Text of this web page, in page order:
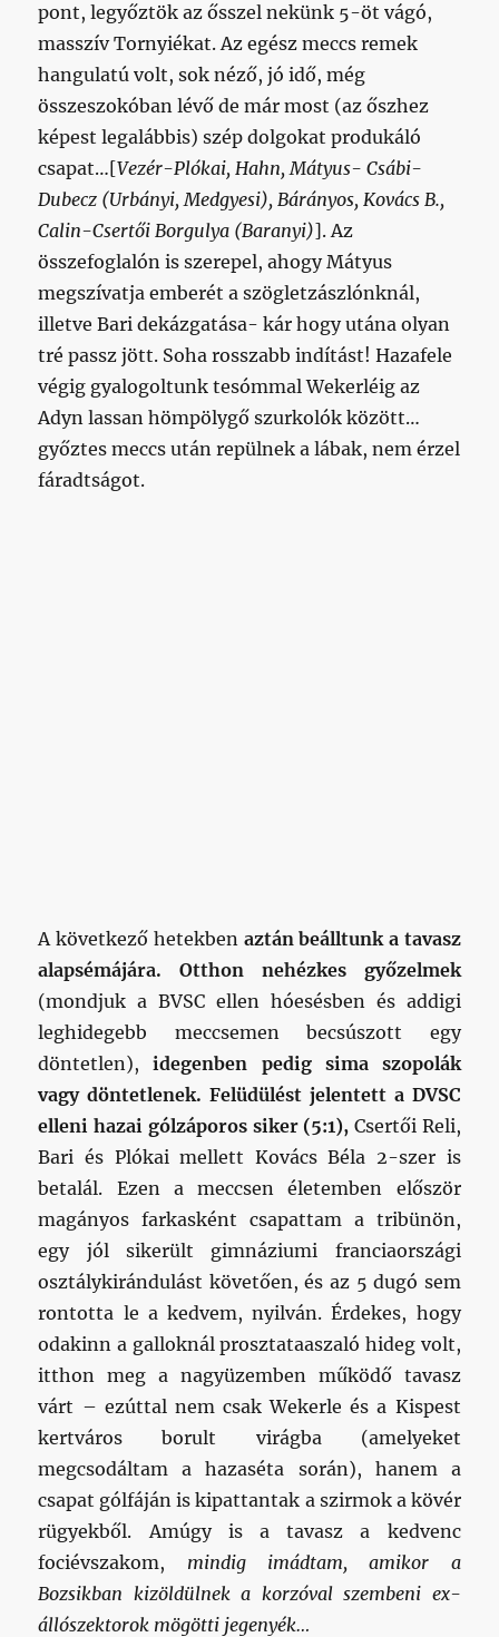
pont, legyőztök az ősszel nekünk 5-öt vágó,
masszív Tornyiékat. Az egész meccs remek
hangulatú volt, sok néző, jó idő, még
összeszokóban lévő de már most (az őszhez
képest legalábbis) szép dolgokat produkáló
csapat…[Vezér-Plókai, Hahn, Mátyus- Csábi-
Dubecz (Urbányi, Medgyesi), Bárányos, Kovács B.,
Calin-Csertői Borgulya (Baranyi)]. Az
összefoglalón is szerepel, ahogy Mátyus
megszívatja emberét a szögletzászlónknál,
illetve Bari dekázgatása- kár hogy utána olyan
tré passz jött. Soha rosszabb indítást! Hazafele
végig gyalogoltunk tesómmal Wekerléig az
Adyn lassan hömpölygő szurkolók között…
győztes meccs után repülnek a lábak, nem érzel
fáradtságot.
A következő hetekben aztán beálltunk a tavasz
alapsémájára. Otthon nehézkes győzelmek
(mondjuk a BVSC ellen hóesésben és addigi
leghidegebb meccsemen becsúszott egy
döntetlen),idegenben pedig sima szopolák
vagy döntetlenek. Felüdülést jelentett a DVSC
elleni hazai gólzáporos siker (5:1), Csertői Reli,
Bari és Plókai mellett Kovács Béla 2-szer is
betalál. Ezen a meccsen életemben először
magányos farkasként csapattam a tribünön,
egy jól sikerült gimnáziumi franciaországi
osztálykirándulást követően, és az 5 dugó sem
rontotta le a kedvem, nyilván. Érdekes, hogy
odakinn a galloknál prosztataaszaló hideg volt,
itthon meg a nagyüzemben működő tavasz
várt – ezúttal nem csak Wekerle és a Kispest
kertváros borult virágba (amelyeket
megcsodáltam a hazaséta során), hanem a
csapat gólfáján is kipattantak a szirmok a kövér
rügyekből. Amúgy is a tavasz a kedvenc
fociévszakom, mindig imádtam, amikor a
Bozsikban kizöldülnek a korzóval szembeni ex-
állószektorok mögötti jegenyék…